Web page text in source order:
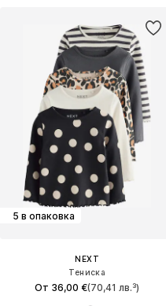
5 в опаковка
NEXT
Тениска
От 36,00 €(70,41 лв.³)